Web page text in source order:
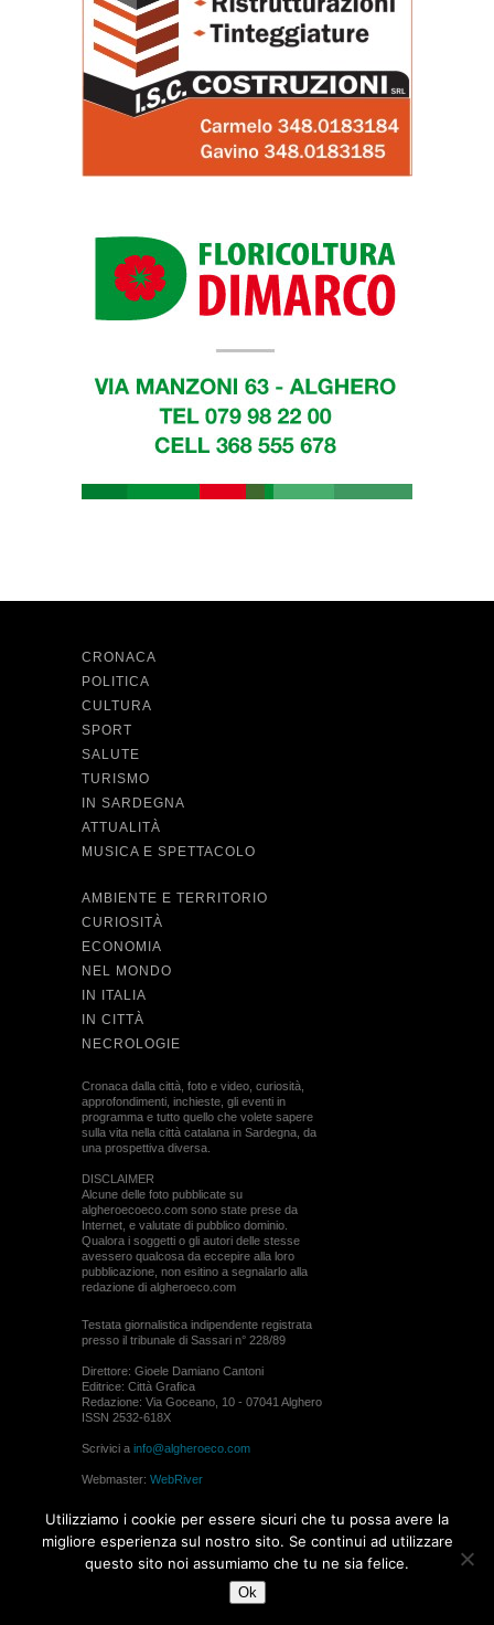
CRONACA
POLITICA
CULTURA
SPORT
SALUTE
TURISMO
IN SARDEGNA
ATTUALITÀ
MUSICA E SPETTACOLO
AMBIENTE E TERRITORIO
CURIOSITÀ
ECONOMIA
NEL MONDO
IN ITALIA
IN CITTÀ
NECROLOGIE
Cronaca dalla città, foto e video, curiosità,
approfondimenti, inchieste, gli eventi in
programma e tutto quello che volete sapere
sulla vita nella città catalana in Sardegna, da
una prospettiva diversa.
DISCLAIMER
Alcune delle foto pubblicate su
algheroecoeco.com sono state prese da
Internet, e valutate di pubblico dominio.
Qualora i soggetti o gli autori delle stesse
avessero qualcosa da eccepire alla loro
pubblicazione, non esitino a segnalarlo alla
redazione di algheroeco.com
Testata giornalistica indipendente registrata
presso il tribunale di Sassari n° 228/89
Direttore: Gioele Damiano Cantoni
Editrice: Città Grafica
Redazione: Via Goceano, 10 - 07041 Alghero
ISSN 2532-618X
Scrivici a info@algheroeco.com
Webmaster: WebRiver
permesso di algheroeco.com
Utilizziamo i cookie per essere sicuri che tu possa avere la
migliore esperienza sul nostro sito. Se continui ad utilizzare
questo sito noi assumiamo che tu ne sia felice.
Ok